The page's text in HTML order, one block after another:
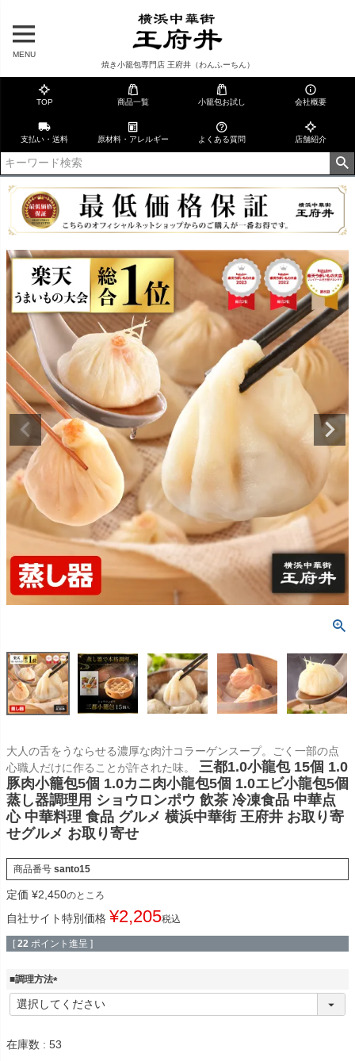
MENU
焼き小籠包専門店 王府井（わんふーちん）
TOP 商品一覧 小籠包お試し 会社概要
支払い・送料 原材料・アレルギー よくある質問 店舗紹介
大人の舌をうならせる濃厚な肉汁コラーゲンスープ。ごく一部の点
心職人だけに作ることが許された味。
三都1.0小龍包 15個 1.0
豚肉小籠包5個 1.0カニ肉小龍包5個 1.0エビ小龍包5個
蒸し器調理用 ショウロンポウ 飲茶 冷凍食品 中華点
心 中華料理 食品 グルメ 横浜中華街 王府井 お取り寄
せグルメ お取り寄せ
商品番号 santo15
定価 ¥2,450のところ
自社サイト特別価格 ¥2,205税込
[ 22 ポイント進呈 ]
■調理方法
(
必
)
在庫数 53